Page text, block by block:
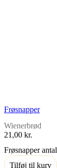
Frøsnapper
Wienerbrød
21,00 kr.
Frøsnapper antal
Tilføj til kurv